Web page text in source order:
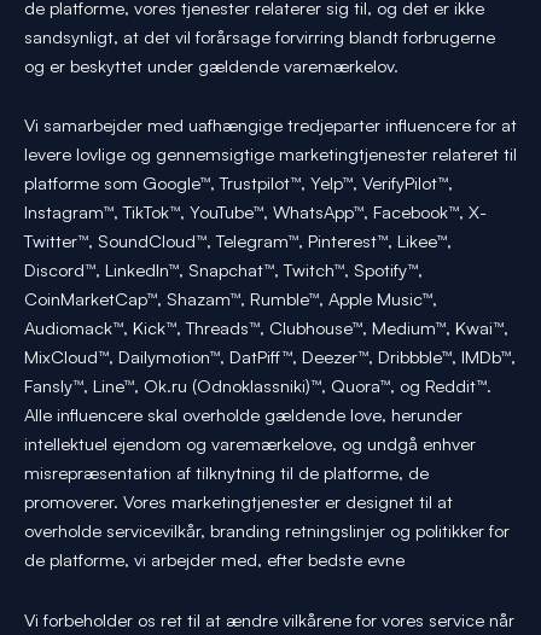
de platforme, vores tjenester relaterer sig til, og det er ikke
sandsynligt, at det vil forårsage forvirring blandt forbrugerne
og er beskyttet under gældende varemærkelov.
Vi samarbejder med uafhængige tredjeparter influencere for at
levere lovlige og gennemsigtige marketingtjenester relateret til
platforme som Google™, Trustpilot™, Yelp™, VerifyPilot™,
Instagram™, TikTok™, YouTube™, WhatsApp™, Facebook™, X-
Twitter™, SoundCloud™, Telegram™, Pinterest™, Likee™,
Discord™, LinkedIn™, Snapchat™, Twitch™, Spotify™,
CoinMarketCap™, Shazam™, Rumble™, Apple Music™,
Audiomack™, Kick™, Threads™, Clubhouse™, Medium™, Kwai™,
MixCloud™, Dailymotion™, DatPiff™, Deezer™, Dribbble™, IMDb™,
Fansly™, Line™, Ok.ru (Odnoklassniki)™, Quora™, og Reddit™.
Alle influencere skal overholde gældende love, herunder
intellektuel ejendom og varemærkelove, og undgå enhver
misrepræsentation af tilknytning til de platforme, de
promoverer. Vores marketingtjenester er designet til at
overholde servicevilkår, branding retningslinjer og politikker for
de platforme, vi arbejder med, efter bedste evne
Vi forbeholder os ret til at ændre vilkårene for vores service når